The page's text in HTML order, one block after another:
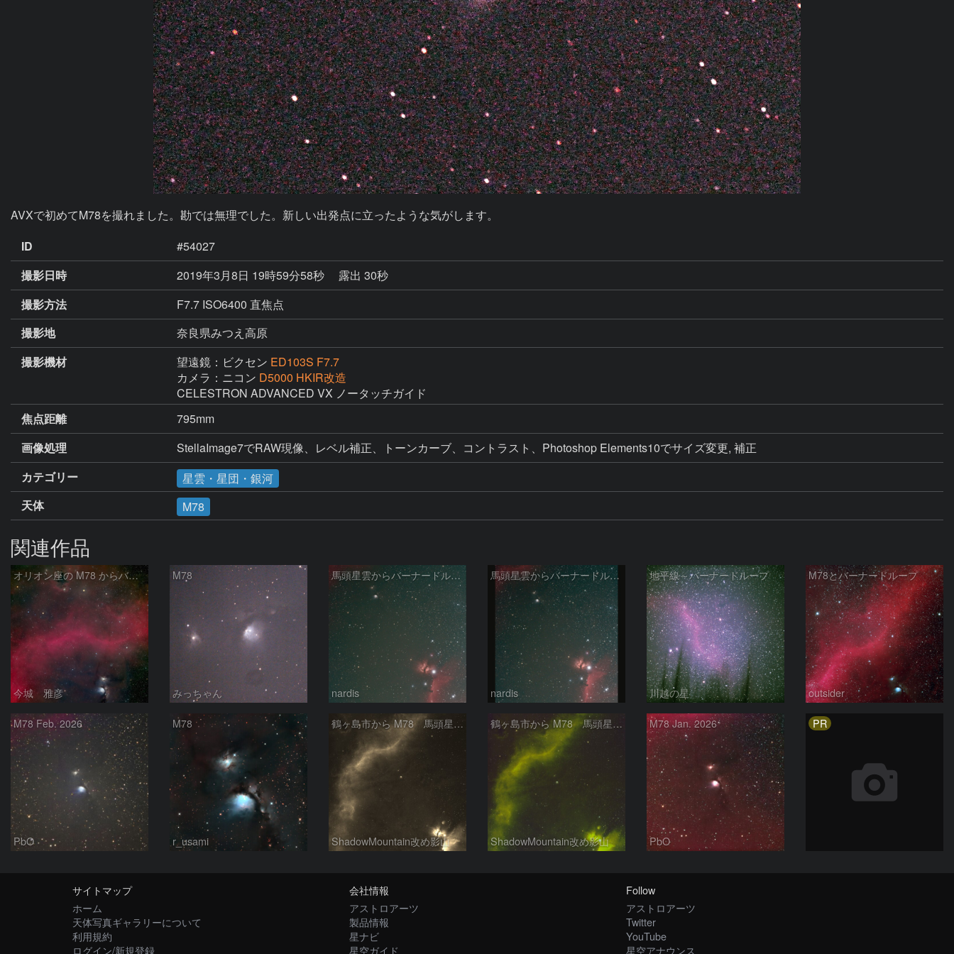
AVXで初めてM78を撮れました。勘では無理でした。新しい出発点に立ったような気がします。
ID
#54027
撮影日時
2019年3月8日 19時59分58秒
露出 30秒
撮影方法
F7.7 ISO6400 直焦点
撮影地
奈良県みつえ高原
撮影機材
望遠鏡：ビクセン ED103S F7.7
カメラ：ニコン D5000 HKIR改造
CELESTRON ADVANCED VX ノータッチガイド
焦点距離
795mm
画像処理
StellaImage7でRAW現像、レベル補正、トーンカーブ、コントラスト、Photoshop Elements10でサイズ変更, 補正
カテゴリー
星雲・星団・銀河
天体
M78
関連作品
オリオン座の M78 からバーナードループをまたいで LDN1622あたり
今城 雅彦
M78
みっちゃん
馬頭星雲からバーナードループ 2026/03/12
nardis
馬頭星雲からバーナードループ 2026/03/12
nardis
地平線～バーナードループ
川越の星
M78とバーナードループ
outsider
M78 Feb. 2026
PbO
M78
r_usami
鶴ヶ島市から M78 馬頭星雲 バーナードループ
ShadowMountain改め影山
鶴ヶ島市から M78 馬頭星雲 バーナードループ
ShadowMountain改め影山
M78 Jan. 2026
PbO
PR
サイトマップ
ホーム
天体写真ギャラリーについて
利用規約
ログイン/新規登録
会社情報
アストロアーツ
製品情報
星ナビ
星空ガイド
Follow
アストロアーツ
Twitter
YouTube
星空アナウンス